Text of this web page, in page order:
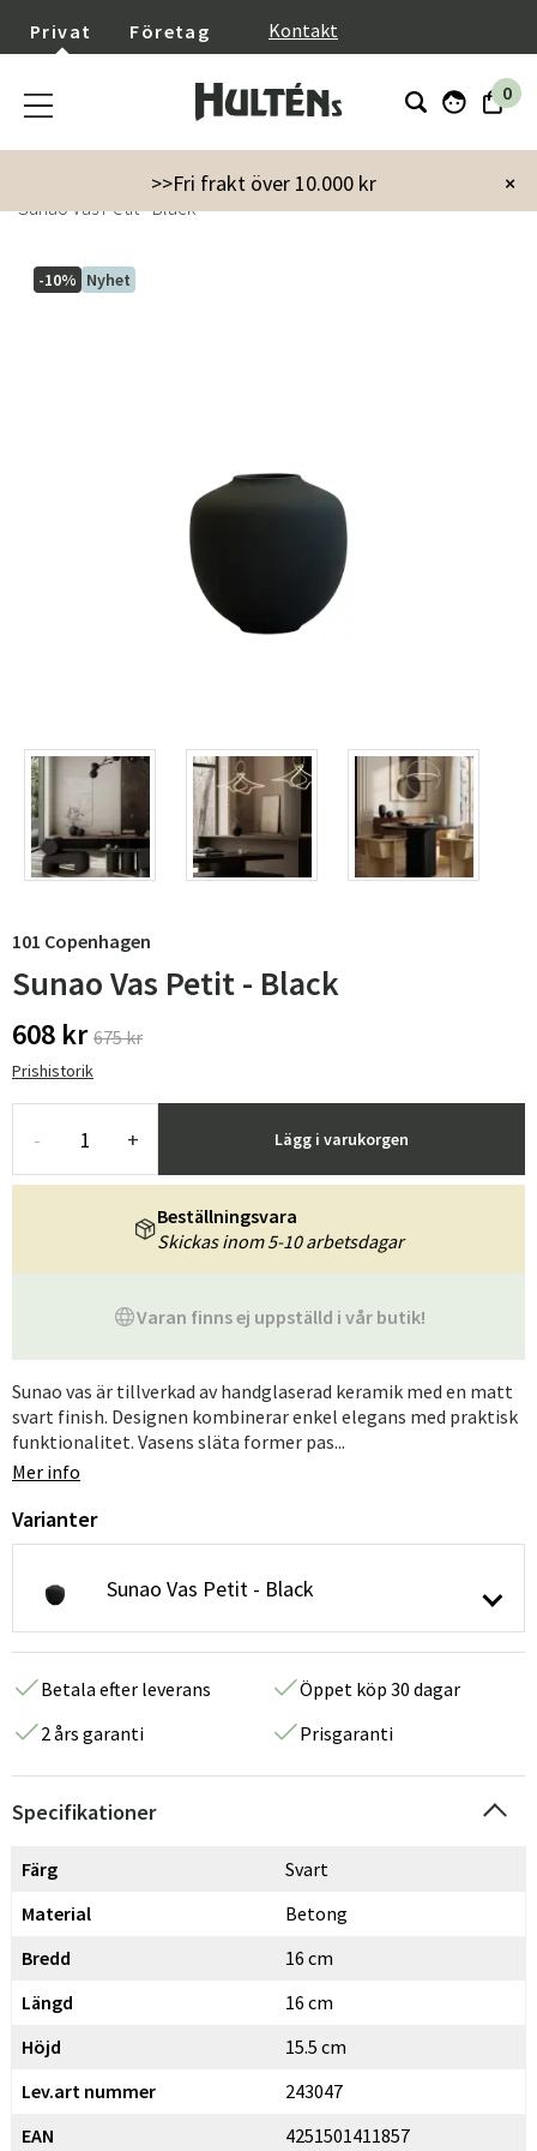
Privat Företag Kontakt
0
×
>>Fri frakt över 10.000 kr
Inredning Dekoration
Krukor & vaser
Sunao Vas Petit - Black
-10% Nyhet
101 Copenhagen
Sunao Vas Petit - Black
608 kr 675 kr
Prishistorik
- + Lägg i varukorgen
Varan finns ej uppställd i vår butik!
Beställningsvara
Skickas inom 5-10 arbetsdagar
Sunao vas är tillverkad av handglaserad keramik med en matt
svart finish. Designen kombinerar enkel elegans med praktisk
funktionalitet. Vasens släta former pas...
Mer info
Varianter
Sunao Vas Petit - Black
Betala efter leverans
Öppet köp 30 dagar
2 års garanti
Prisgaranti
Specifikationer
Färg
Svart
Material
Betong
Bredd
16 cm
Längd
16 cm
Höjd
15.5 cm
Lev.art nummer
243047
EAN
4251501411857